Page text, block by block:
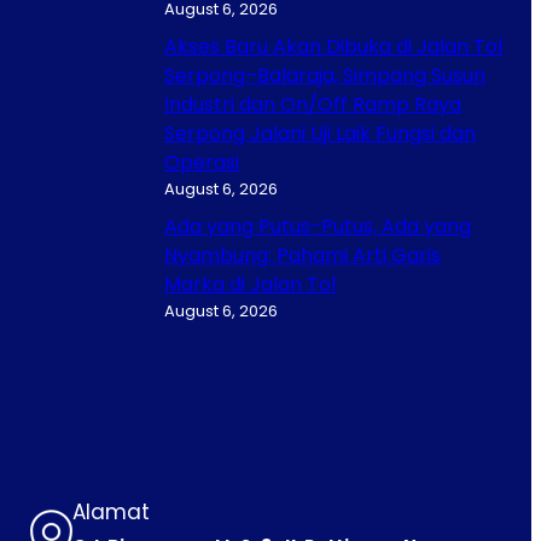
August 6, 2026
Akses Baru Akan Dibuka di Jalan Tol
Serpong–Balaraja, Simpang Susun
Industri dan On/Off Ramp Raya
Serpong Jalani Uji Laik Fungsi dan
Operasi
August 6, 2026
Ada yang Putus-Putus, Ada yang
Nyambung: Pahami Arti Garis
Marka di Jalan Tol
August 6, 2026
Alamat